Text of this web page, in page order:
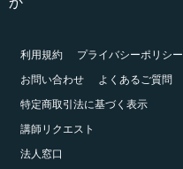
利用規約
プライバシーポリシー
お問い合わせ
よくあるご質問
特定商取引法に基づく表示
講師リクエスト
法人窓口